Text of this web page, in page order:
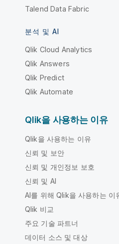
Talend Data Fabric
분석 및 AI
Qlik Cloud Analytics
Qlik Answers
Qlik Predict
Qlik Automate
Qlik을 사용하는 이유
Qlik을 사용하는 이유
신뢰 및 보안
신뢰 및 개인정보 보호
신뢰 및 AI
AI를 위해 Qlik을 사용하는 이
Qlik 비교
주요 기술 파트너
데이터 소스 및 대상